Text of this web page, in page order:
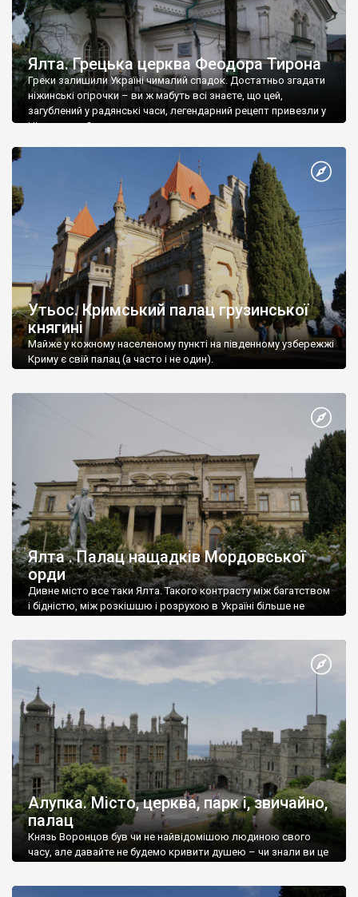
Ялта. Грецька церква Феодора Тирона
Греки залишили Україні чималий спадок. Достатньо згадати
ніжинські огірочки – ви ж мабуть всі знаєте, що цей,
загублений у радянські часи, легендарний рецепт привезли у
Ніжин греки?
Утьос. Кримський палац грузинської
княгині
Майже у кожному населеному пункті на південному узбережжі
Криму є свій палац (а часто і не один).
Ялта . Палац нащадків Мордовської
орди
Дивне місто все таки Ялта. Такого контрасту між багатством
і бідністю, між розкішшю і розрухою в Україні більше не
Алупка. Місто, церква, парк і, звичайно,
палац
Князь Воронцов був чи не найвідомішою людиною свого
часу, але давайте не будемо кривити душею – чи знали ви це